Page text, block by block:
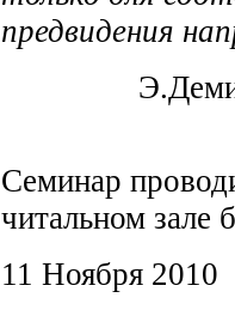
предвидения
Семинар
читальном
11 Ноября 2010